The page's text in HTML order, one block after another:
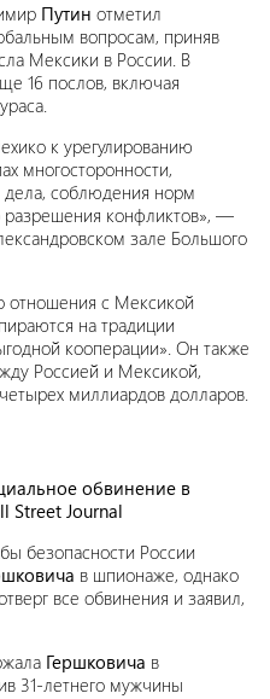
Путин отметил
вопросам, приняв
Мексики в России. В
16 послов, включая
к урегулированию
многосторонности,
дела, соблюдения норм
разрешения конфликтов», —
зале Большого
отношения с Мексикой
на традиции
кооперации». Он также
Россией и Мексикой,
миллиардов долларов.
обвинение в
Street Journal
безопасности России
в шпионаже, однако
все обвинения и заявил,
Гершковича в
31-летнего мужчины